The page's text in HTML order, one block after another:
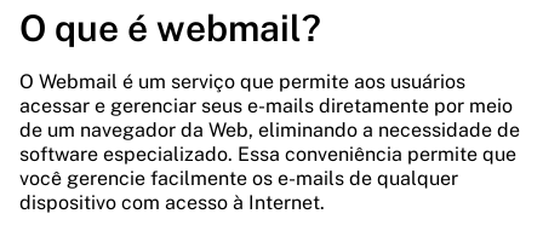
O que é webmail?
O Webmail é um serviço que permite aos usuários
acessar e gerenciar seus e-mails diretamente por meio
de um navegador da Web, eliminando a necessidade de
software especializado. Essa conveniência permite que
você gerencie facilmente os e-mails de qualquer
dispositivo com acesso à Internet.